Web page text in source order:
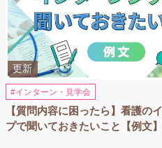
インターン・見学会
【質問内容に困ったら】看護の
プで聞いておきたいこと【例文】